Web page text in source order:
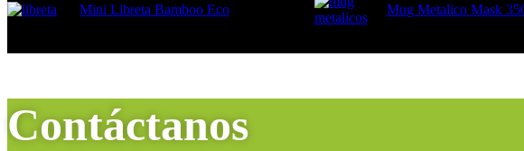
Mini Libreta Bamboo Eco Mug Metalico Mask
Contáctanos